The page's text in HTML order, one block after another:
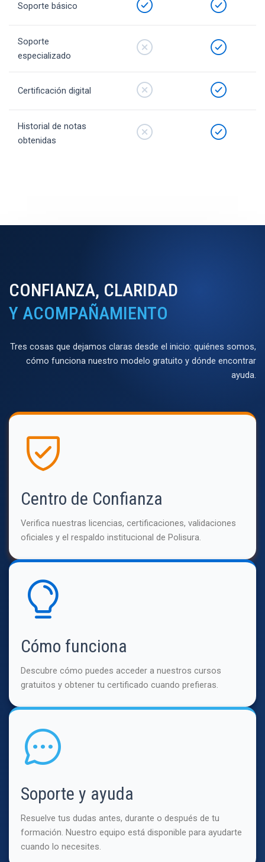
Soporte básico
Soporte
especializado
Certificación digital
Historial de notas
obtenidas
CONFIANZA, CLARIDAD
Y ACOMPAÑAMIENTO
Tres cosas que dejamos claras desde el inicio: quiénes somos,
cómo funciona nuestro modelo gratuito y dónde encontrar
ayuda.
Centro de Confianza
Verifica nuestras licencias, certificaciones, validaciones
oficiales y el respaldo institucional de Polisura.
Cómo funciona
Descubre cómo puedes acceder a nuestros cursos
gratuitos y obtener tu certificado cuando prefieras.
Soporte y ayuda
Resuelve tus dudas antes, durante o después de tu
formación. Nuestro equipo está disponible para ayudarte
cuando lo necesites.